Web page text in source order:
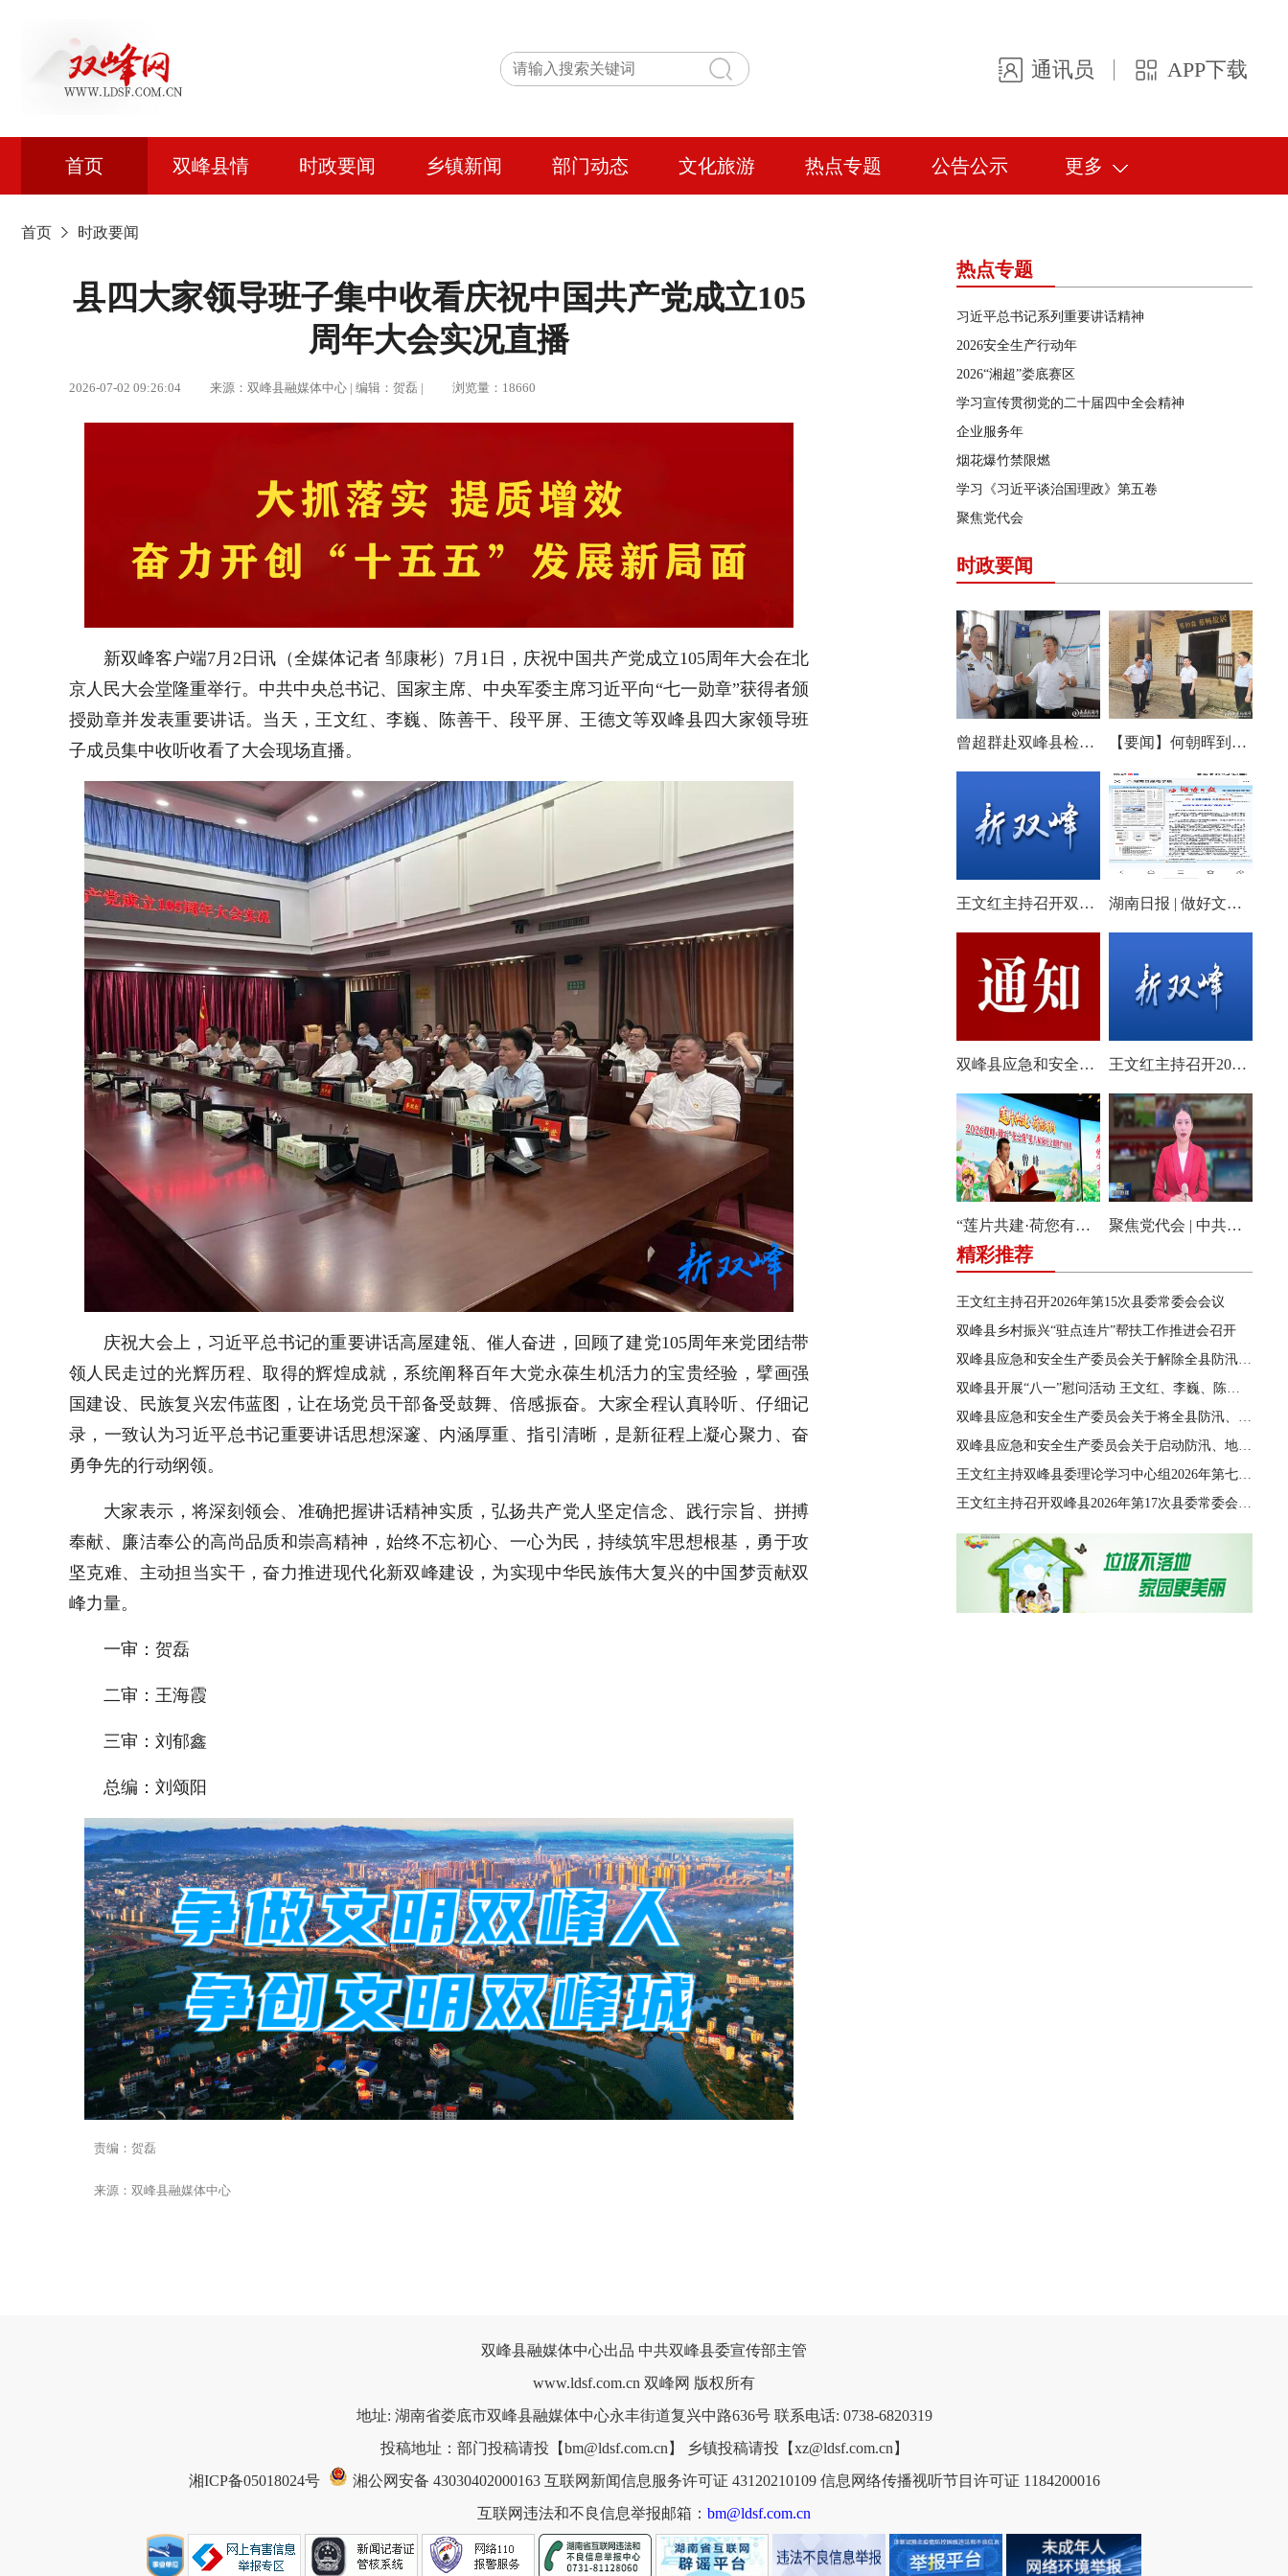
通讯员 APP下载
首页 双峰县情 时政要闻 乡镇新闻 部门动态 文化旅游 热点专题 公告公示 更多
首页 时政要闻
县四大家领导班子集中收看庆祝中国共产党成立105
周年大会实况直播
2026-07-02 09:26:04 来源：双峰县融媒体中心 | 编辑：贺磊 | 浏览量：18660
新双峰客户端7月2日讯（全媒体记者 邹康彬）7月1日，庆祝中国共产党成立105周年大会在北
京人民大会堂隆重举行。中共中央总书记、国家主席、中央军委主席习近平向“七一勋章”获得者颁
授勋章并发表重要讲话。当天，王文红、李巍、陈善干、段平屏、王德文等双峰县四大家领导班
子成员集中收听收看了大会现场直播。
庆祝大会上，习近平总书记的重要讲话高屋建瓴、催人奋进，回顾了建党105周年来党团结带
领人民走过的光辉历程、取得的辉煌成就，系统阐释百年大党永葆生机活力的宝贵经验，擘画强
国建设、民族复兴宏伟蓝图，让在场党员干部备受鼓舞、倍感振奋。大家全程认真聆听、仔细记
录，一致认为习近平总书记重要讲话思想深邃、内涵厚重、指引清晰，是新征程上凝心聚力、奋
勇争先的行动纲领。
大家表示，将深刻领会、准确把握讲话精神实质，弘扬共产党人坚定信念、践行宗旨、拼搏
奉献、廉洁奉公的高尚品质和崇高精神，始终不忘初心、一心为民，持续筑牢思想根基，勇于攻
坚克难、主动担当实干，奋力推进现代化新双峰建设，为实现中华民族伟大复兴的中国梦贡献双
峰力量。
一审：贺磊
二审：王海霞
三审：刘郁鑫
总编：刘颂阳
责编：贺磊
来源：双峰县融媒体中心
热点专题
习近平总书记系列重要讲话精神
2026安全生产行动年
2026“湘超”娄底赛区
学习宣传贯彻党的二十届四中全会精神
企业服务年
烟花爆竹禁限燃
学习《习近平谈治国理政》第五卷
聚焦党代会
时政要闻
曾超群赴双峰县检查安全生产工作 【要闻】何朝晖到双峰县调研：优化布局补齐短板 推动文旅产业提质增效
王文红主持召开双峰县2026年第18次县委常委会会议 湖南日报 | 做好文旅产业的“花样文章”
双峰县应急和安全生产委员会关于启动全县防汛、地质灾害、自然灾害救助四级应急响应的通知 王文红主持召开2026年第3次县委常委会（扩大）会议
“莲片共建·荷您有约” 2026双峰·锁石花之缘第八届荷花文旅推广体验月盛大开幕 聚焦党代会 | 中共双峰县第十四届委员会举行第一次全体会议
精彩推荐
王文红主持召开2026年第15次县委常委会会议
双峰县乡村振兴“驻点连片”帮扶工作推进会召开
双峰县应急和安全生产委员会关于解除全县防汛、地质灾害、自然灾害救助三级应急响应的通知
双峰县开展“八一”慰问活动 王文红、李巍、陈善干、王德文、李双红参加
双峰县应急和安全生产委员会关于将全县防汛、地质灾害、自然灾害救助应急响应由四级提升至三级的通知
双峰县应急和安全生产委员会关于启动防汛、地质灾害、自然灾害救助四级应急响应的通知
王文红主持双峰县委理论学习中心组2026年第七次集体（扩大）学习
王文红主持召开双峰县2026年第17次县委常委会会议
双峰县融媒体中心出品 中共双峰县委宣传部主管
www.ldsf.com.cn 双峰网 版权所有
地址: 湖南省娄底市双峰县融媒体中心永丰街道复兴中路636号 联系电话: 0738-6820319
投稿地址：部门投稿请投【bm@ldsf.com.cn】 乡镇投稿请投【xz@ldsf.com.cn】
湘ICP备05018024号
湘公网安备 43030402000163 互联网新闻信息服务许可证 43120210109 信息网络传播视听节目许可证 1184200016
互联网违法和不良信息举报邮箱： bm@ldsf.com.cn